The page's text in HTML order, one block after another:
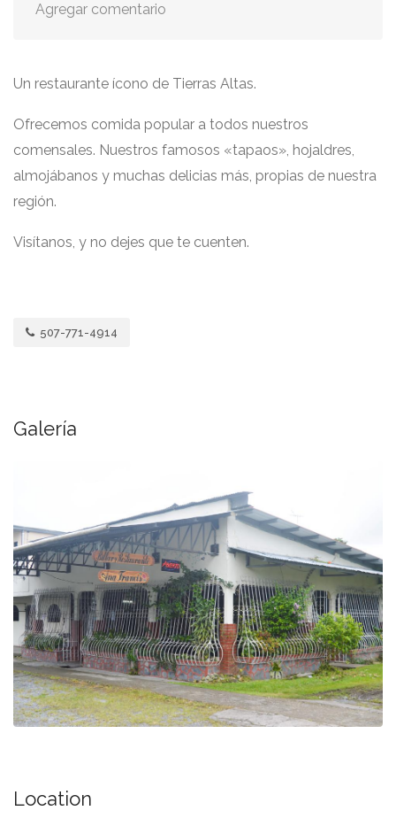
Agregar comentario
Un restaurante ícono de Tierras Altas.
Ofrecemos comida popular a todos nuestros
comensales. Nuestros famosos «tapaos», hojaldres,
almojábanos y muchas delicias más, propias de nuestra
región.
Visítanos, y no dejes que te cuenten.
507-771-4914
Galería
Location